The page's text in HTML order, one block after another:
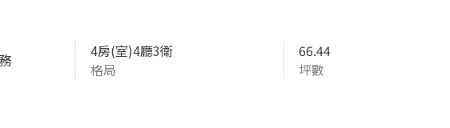
4房(室)4廳3衛
格局
66.44
坪數